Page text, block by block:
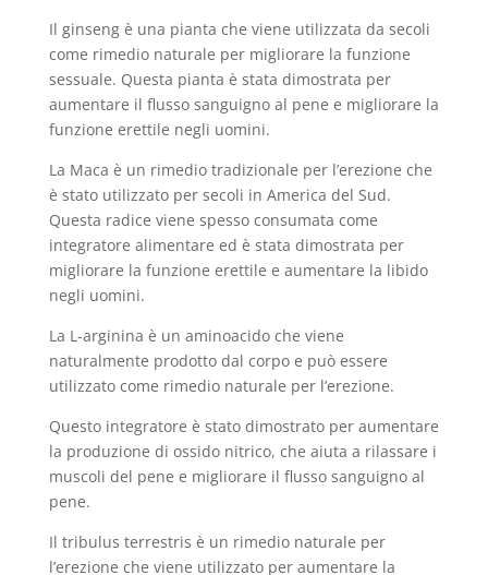
Il ginseng è una pianta che viene utilizzata da secoli
come rimedio naturale per migliorare la funzione
sessuale. Questa pianta è stata dimostrata per
aumentare il flusso sanguigno al pene e migliorare la
funzione erettile negli uomini.
La Maca è un rimedio tradizionale per l’erezione che
è stato utilizzato per secoli in America del Sud.
Questa radice viene spesso consumata come
integratore alimentare ed è stata dimostrata per
migliorare la funzione erettile e aumentare la libido
negli uomini.
La L-arginina è un aminoacido che viene
naturalmente prodotto dal corpo e può essere
utilizzato come rimedio naturale per l’erezione.
Questo integratore è stato dimostrato per aumentare
la produzione di ossido nitrico, che aiuta a rilassare i
muscoli del pene e migliorare il flusso sanguigno al
pene.
Il tribulus terrestris è un rimedio naturale per
l’erezione che viene utilizzato per aumentare la